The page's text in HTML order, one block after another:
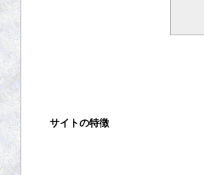
サイトの特徴